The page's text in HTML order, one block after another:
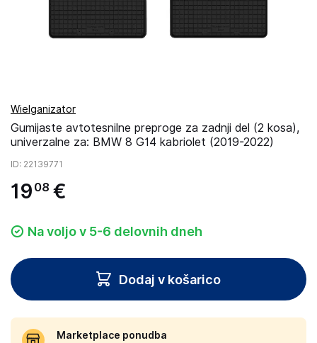
Wielganizator
Gumijaste avtotesnilne preproge za zadnji del (2 kosa),
univerzalne za: BMW 8 G14 kabriolet (2019-2022)
ID: 22139771
19 08 €
Na voljo v 5-6 delovnih dneh
Dodaj v košarico
Marketplace ponudba